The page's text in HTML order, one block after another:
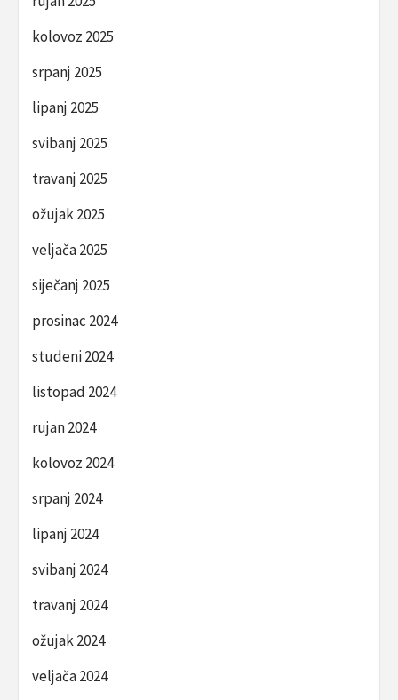
kolovoz 2025
srpanj 2025
lipanj 2025
svibanj 2025
travanj 2025
ožujak 2025
veljača 2025
siječanj 2025
prosinac 2024
studeni 2024
listopad 2024
rujan 2024
kolovoz 2024
srpanj 2024
lipanj 2024
svibanj 2024
travanj 2024
ožujak 2024
veljača 2024